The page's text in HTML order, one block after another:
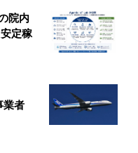
院内
定稼
者